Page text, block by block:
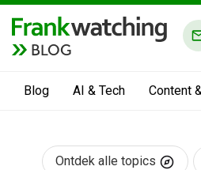
BLOG
Blog AI & Tech Content
Ontdek alle topics